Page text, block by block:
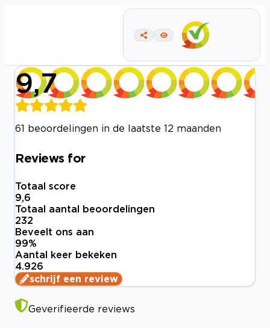
9,7
61 beoordelingen in de laatste 12 maanden
Reviews for
Totaal score
9,6
Totaal aantal beoordelingen
232
Beveelt ons aan
99%
Aantal keer bekeken
4.926
schrijf een review
Geverifieerde reviews